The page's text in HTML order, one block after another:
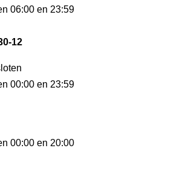
06:00 en 23:59
12
00:00 en 23:59
00:00 en 20:00